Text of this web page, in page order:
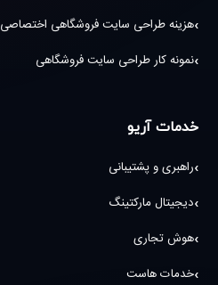
هزینه طراحی سایت فروشگاهی اختصاصی
نمونه کار طراحی سایت فروشگاهی
خدمات آریو
راهبری و پشتیبانی
دیجیتال مارکتینگ
هوش تجاری
خدمات هاست